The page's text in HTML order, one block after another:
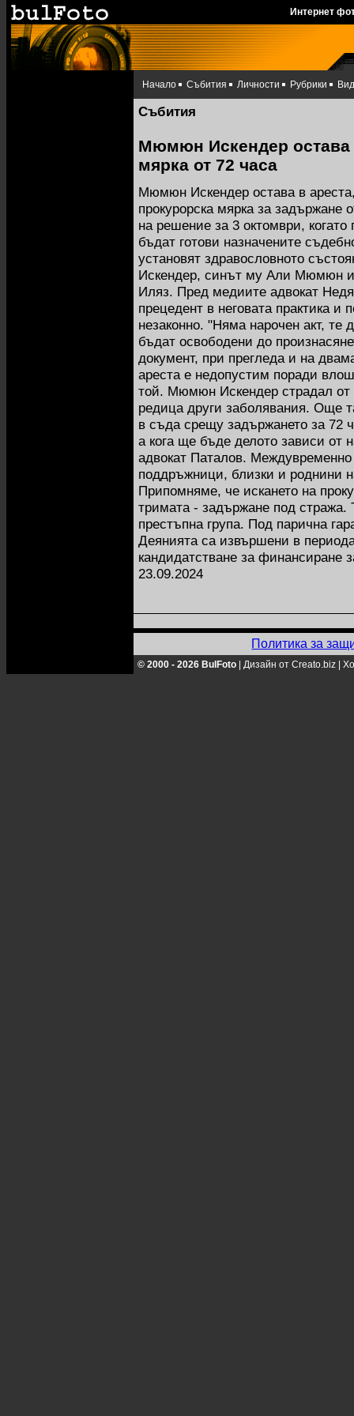
Интернет
Начало Събития Личности Рубрики
Събития
Мюмюн Искендер остава
мярка от 72 часа
Мюмюн Искендер остава в
прокурорска мярка за
на решение за 3 октомври,
бъдат готови назначените
установят здравословното
Искендер, синът му Али Мюмюн
Иляз. Пред медиите адвокат
прецедент в неговата практика
незаконно. "Няма нарочен акт,
бъдат освободени до
документ, при прегледа и на
ареста е недопустим поради
той. Мюмюн Искендер страдал от
редица други заболявания. Още
в съда срещу задържането за 72
а кога ще бъде делото зависи
адвокат Паталов.
поддръжници, близки и роднини
Припомняме, че искането на
тримата - задържане под стража.
престъпна група. Под парична
Деянията са извършени в
кандидатстване за
23.09.2024
Политика за
© 2000 - 2026 BulFoto Дизайн от Creato.biz